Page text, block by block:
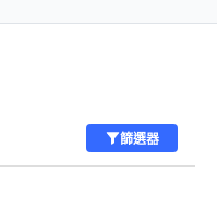
篩選器